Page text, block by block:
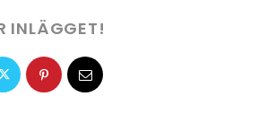
INLÄGGET!